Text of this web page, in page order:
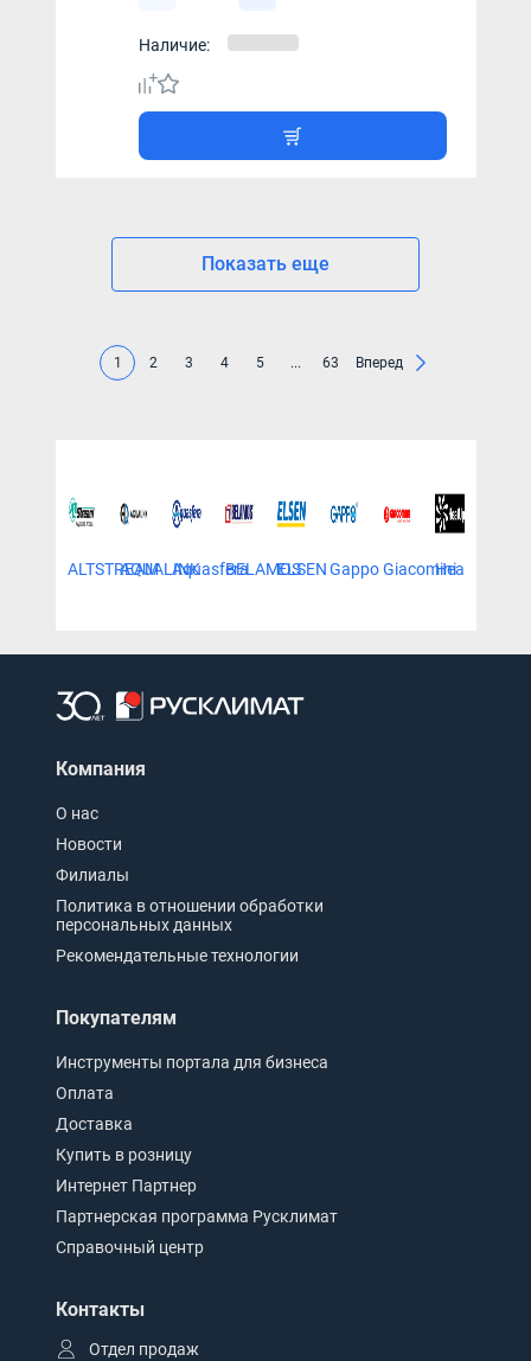
Наличие:
Показать еще
1 2 3 4 5 ... 63 Вперед
ALTSTREAMAQUALINKAquasferaBELAMOSELSEN GappoGiacominiHeatUp
Компания
О нас
Новости
Филиалы
Политика в отношении обработки
персональных данных
Рекомендательные технологии
Покупателям
Инструменты портала для бизнеса
Оплата
Доставка
Купить в розницу
Интернет Партнер
Партнерская программа Русклимат
Справочный центр
Контакты
Отдел продаж